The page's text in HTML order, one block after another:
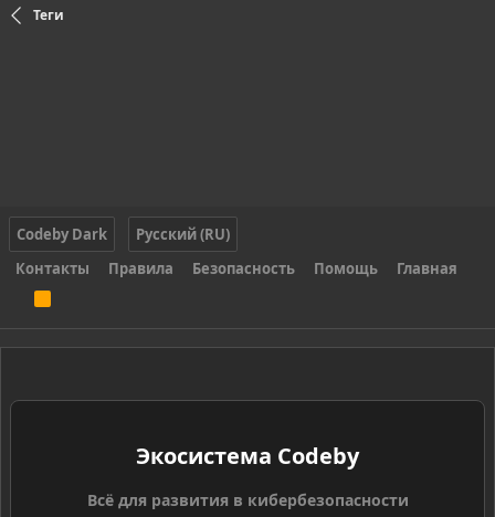
Теги
Codeby Dark
Русский (RU)
Контакты
Правила Безопасность Помощь Главная
S
Экосистема Codeby
Всё для развития в кибербезопасности